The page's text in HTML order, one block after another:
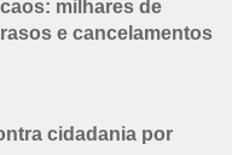
milhares de
e cancelamentos
cidadania por